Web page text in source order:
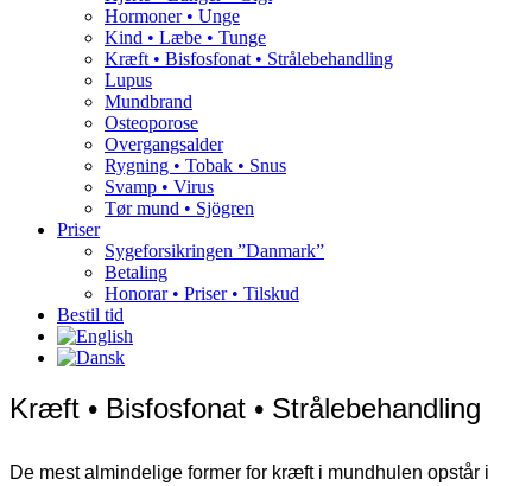
Hormoner • Unge
Kind • Læbe • Tunge
Kræft • Bisfosfonat • Strålebehandling
Lupus
Mundbrand
Osteoporose
Overgangsalder
Rygning • Tobak • Snus
Svamp • Virus
Tør mund • Sjögren
Priser
Sygeforsikringen ”Danmark”
Betaling
Honorar • Priser • Tilskud
Bestil tid
Kræft • Bisfosfonat • Strålebehandling
De mest almindelige former for kræft i mundhulen opstår i